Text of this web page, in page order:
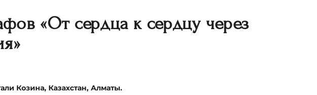
«От сердца к сердцу через
Козина, Казахстан, Алматы.